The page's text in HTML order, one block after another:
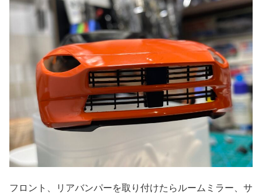
フロント、リアバンパーを取り付けたらルームミラー、サ